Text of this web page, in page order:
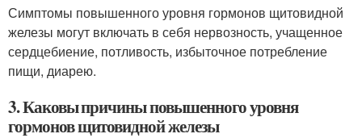
Симптомы повышенного уровня гормонов щитовидной
железы могут включать в себя нервозность, учащенное
сердцебиение, потливость, избыточное потребление
пищи, диарею.
3. Каковы причины повышенного уровня
гормонов щитовидной железы